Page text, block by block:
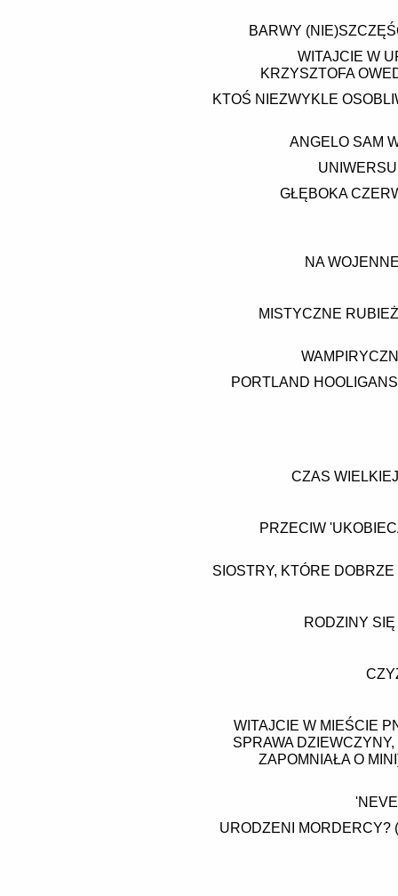
BARWY
WITAJCIE W
KRZYSZTOFA
KTOŚ NIEZWYKLE
ANGELO SAM
GŁĘBOKA
NA
MISTYCZNE
PORTLAND
CZAS
PRZECIW
SIOSTRY, KTÓRE
RODZINY
WITAJCIE W MIEŚCIE
SPRAWA
ZAPOMNIAŁA O
URODZENI MORDERCY?